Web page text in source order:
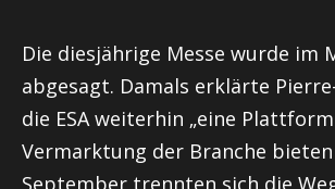
Die diesjährige Messe wurde im
abgesagt. Damals erklärte
die ESA weiterhin „eine
Vermarktung der Branche bieten
September trennten sich die